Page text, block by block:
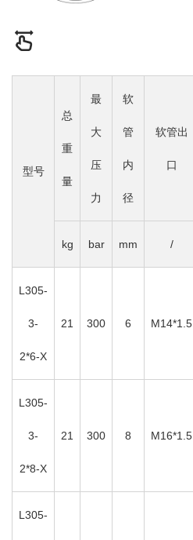
型号
总
重
量
最
大
压
力
软
管
内
径
软管出
口
kg bar mm /
L305-
3-
2*6-X
21 300 6 M14*1.5
L305-
3-
2*8-X
21 300 8 M16*1.5
L305-